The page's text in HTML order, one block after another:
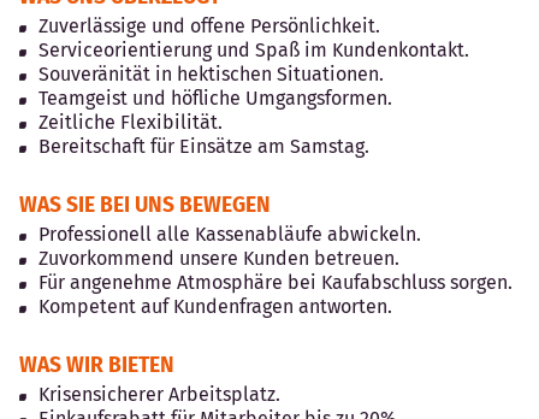
Zuverlässige und offene Persönlichkeit.
Serviceorientierung und Spaß im Kundenkontakt.
Souveränität in hektischen Situationen.
Teamgeist und höfliche Umgangsformen.
Zeitliche Flexibilität.
Bereitschaft für Einsätze am Samstag.
WAS SIE BEI UNS BEWEGEN
Professionell alle Kassenabläufe abwickeln.
Zuvorkommend unsere Kunden betreuen.
Für angenehme Atmosphäre bei Kaufabschluss sorgen.
Kompetent auf Kundenfragen antworten.
WAS WIR BIETEN
Krisensicherer Arbeitsplatz.